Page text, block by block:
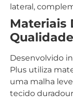
lateral,
Materiais
Desenvolvido
Plus utiliza
uma malha
tecido